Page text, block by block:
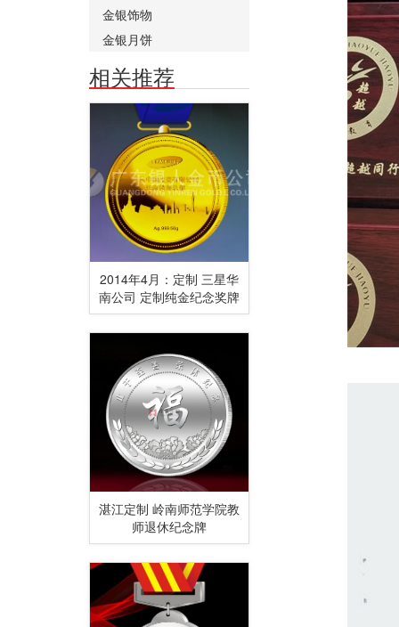
金银饰物
金银月饼
相关推荐
2014年4月：定制 三星华
南公司 定制纯金纪念奖牌
湛江定制 岭南师范学院教
师退休纪念牌